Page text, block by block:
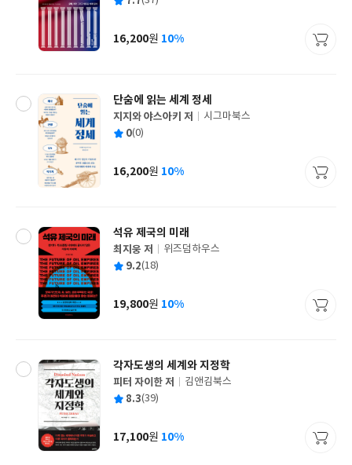
쓴
출
사
가
16,200원 10%
단숨에 읽는 세계 정세
글
쓴
지지와 야스아키 저
출
사
시그마북스
평 0(0)
가
16,200원 10%
석유 제국의 미래
글
쓴
최지웅 저
출
사
위즈덤하우스
평 9.2(18)
가
19,800원 10%
각자도생의 세계와 지정학
글
쓴
피터 자이한 저
출
사
김앤김북스
평 8.3(39)
가
17,100원 10%